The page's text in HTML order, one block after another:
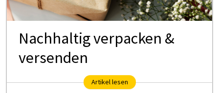
Nachhaltig verpacken &
versenden
Artikel lesen